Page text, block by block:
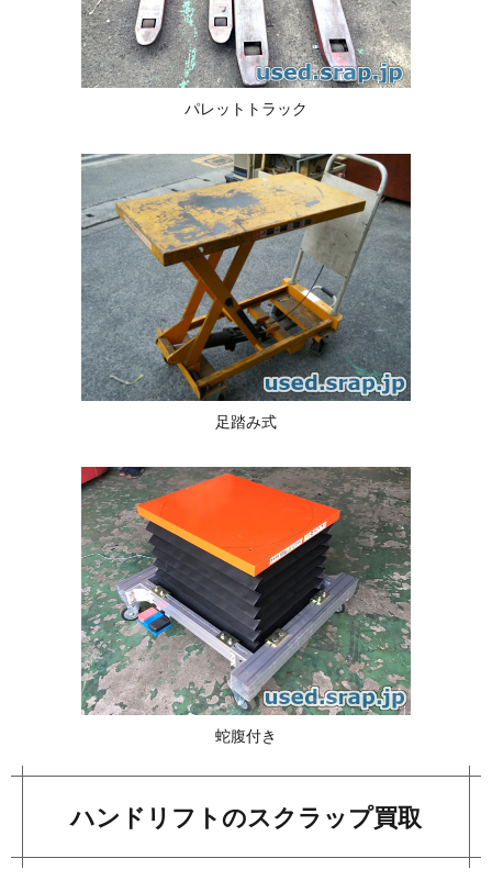
パレットトラック
足踏み式
蛇腹付き
ハンドリフトのスクラップ買取